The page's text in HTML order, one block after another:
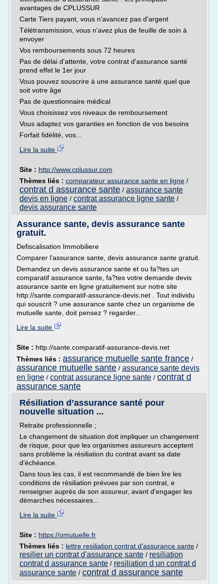
avantages de CPLUSSUR
Carte Tiers payant, vous n'avancez pas d'argent
Télétransmission, vous n'avez plus de feuille de soin à
envoyer
Vos remboursements sous 72 heures
Pas de délai d'attente, votre contrat d'assurance santé
prend effet le 1er jour
Vous pouvez souscrire à une assurance santé quel que
soit votre âge
Pas de questionnaire médical
Vous choisissez vos niveaux de remboursement
Vous adaptez vos garanties en fonction de vos besoins
Forfait fidélité, vos...
Lire la suite
Site : http://www.cplussur.com
Thèmes liés : comparateur assurance sante en ligne /
contrat d assurance sante / assurance sante
devis en ligne / contrat assurance ligne sante /
devis assurance sante
Assurance sante, devis assurance sante
gratuit.
Defiscalisation Immobiliere
Comparer l'assurance sante, devis assurance sante gratuit.
Demandez un devis assurance sante et ou fa?tes un
comparatif assurance sante, fa?tes votre demande devis
assurance sante en ligne gratuitement sur notre site
http://sante.comparatif-assurance-devis.net . Tout individu
qui souscrit ? une assurance sante chez un organisme de
mutuelle sante, doit pensez ? regarder...
Lire la suite
Site : http://sante.comparatif-assurance-devis.net
Thèmes liés : assurance mutuelle sante france /
assurance mutuelle sante / assurance sante devis
en ligne / contrat assurance ligne sante / contrat d
assurance sante
Résiliation d’assurance santé pour
nouvelle situation ...
Retraite professionnelle ;
Le changement de situation doit impliquer un changement
de risque, pour que les organismes assureurs acceptent
sans problème la résiliation du contrat avant sa date
d'échéance.
Dans tous les cas, il est recommandé de bien lire les
conditions de résiliation prévues par son contrat, e
renseigner auprès de son assureur, avant d'engager les
démarches nécessaires...
Lire la suite
Site : https://omutuelle.fr
Thèmes liés : lettre resiliation contrat d'assurance sante /
resilier un contrat d'assurance sante / resiliation
contrat d assurance sante / resiliation d un contrat d
assurance sante / contrat d assurance sante